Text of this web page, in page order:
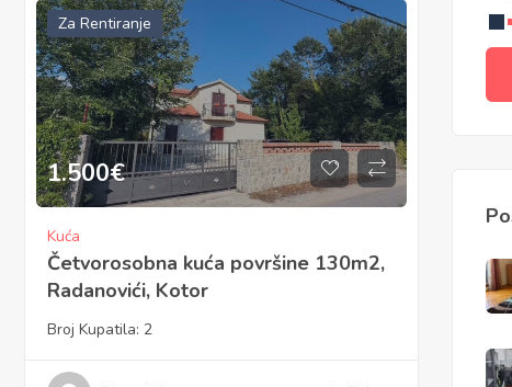
Za Rentiranje
1.500€
Kuća
Četvorosobna kuća površine 130m2,
Radanovići, Kotor
Broj Kupatila: 2